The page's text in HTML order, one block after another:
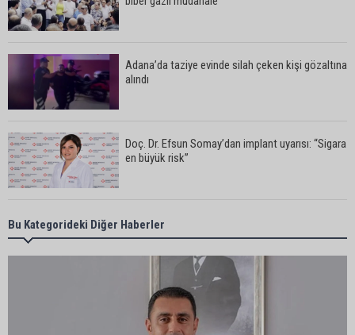
Adana’da taziye evinde silah çeken kişi gözaltına
alındı
Doç. Dr. Efsun Somay’dan implant uyarısı: “Sigara
en büyük risk”
Adana’da oto kilit iş yerinde esrarengiz olay: 2
kişi hayatını kaybetti
CHP Adana Milletvekili Dr. Müzeyyen Şevkin:
“Akdeniz bir atık deposuna dönüşmemeli”
Bu Kategorideki Diğer Haberler